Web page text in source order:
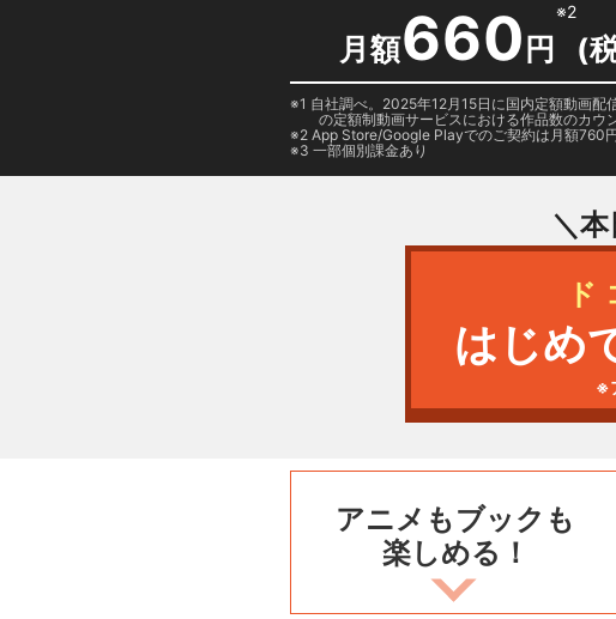
月額660 円
※2
(
1 自社調べ。2025年12月15日に国内定額動画配
の定額制動画サービスにおける作品数のカウ
2 App Store/Google Playでのご契約は月額760
3 一部個別課金あり
＼
はじめ
※
アニメもブックも
楽しめる！